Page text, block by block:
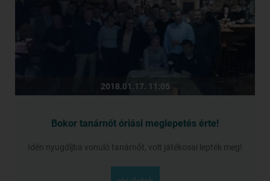
2018.01.17. 11:05
Bokor tanárnőt óriási meglepetés érte!
Idén nyugdíjba vonuló tanárnőt, volt játékosai lepték meg!